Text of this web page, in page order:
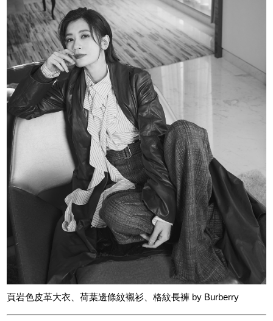
頁岩色皮革大衣、荷葉邊條紋襯衫、格紋長褲 by Burberry